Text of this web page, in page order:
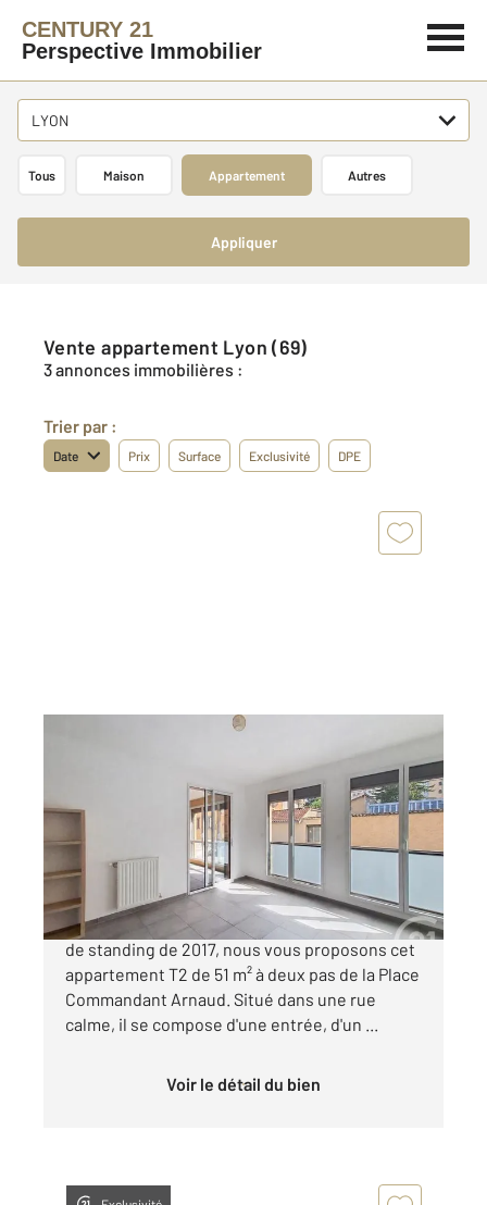
CENTURY 21
Perspective Immobilier
LYON
Tous Maison Appartement Autres
Appliquer
Vente appartement Lyon (69)
3 annonces immobilières :
Trier par :
Date Prix Surface Exclusivité DPE
Appartement T2 à vendre
241 000 €
COEUR CROIX ROUSSE - Dans une résidence
de standing de 2017, nous vous proposons cet
appartement T2 de 51 m² à deux pas de la Place
Commandant Arnaud. Situé dans une rue
calme, il se compose d'une entrée, d'un ...
Voir le détail du bien